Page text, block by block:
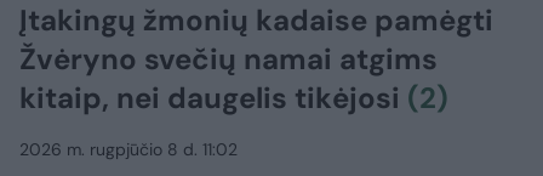
Įtakingų žmonių kadaise pamėgti
Žvėryno svečių namai atgims
kitaip, nei daugelis tikėjosi (2)
2026 m. rugpjūčio 8 d. 11:02